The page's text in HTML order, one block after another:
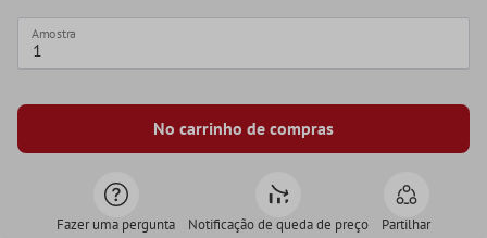
Amostra
No carrinho de compras
Fazer uma pergunta Notificação de queda de preço Partilhar